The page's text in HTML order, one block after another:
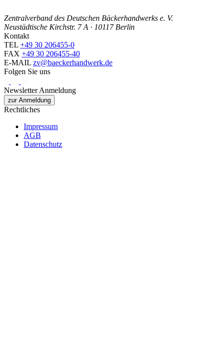
Zentralverband des Deutschen Bäckerhandwerks e. V.
Neustädtische Kirchstr. 7 A · 10117 Berlin
Kontakt
TEL +49 30 206455-0
FAX +49 30 206455-40
E-MAIL zv@baeckerhandwerk.de
Folgen Sie uns
Newsletter Anmeldung
zur Anmeldung
Rechtliches
Impressum
AGB
Datenschutz